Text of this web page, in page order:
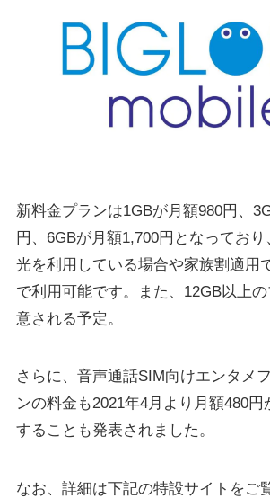
新料金プランは1GBが月額980円、
円、6GBが月額1,700円となってお
光を利用している場合や家族割適用
で利用可能です。また、12GB以上
意される予定。
さらに、音声通話SIM向けエンタメ
ンの料金も2021年4月より月額480円
することも発表されました。
なお、詳細は下記の特設サイトをご